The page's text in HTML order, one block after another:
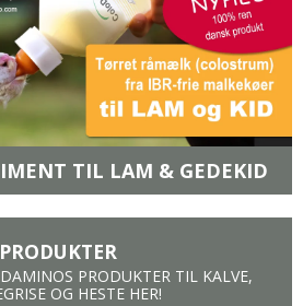
TIL LAM & GEDEKID
PRODUKTER
PRODUKTER TIL KALVE,
OG HESTE HER!